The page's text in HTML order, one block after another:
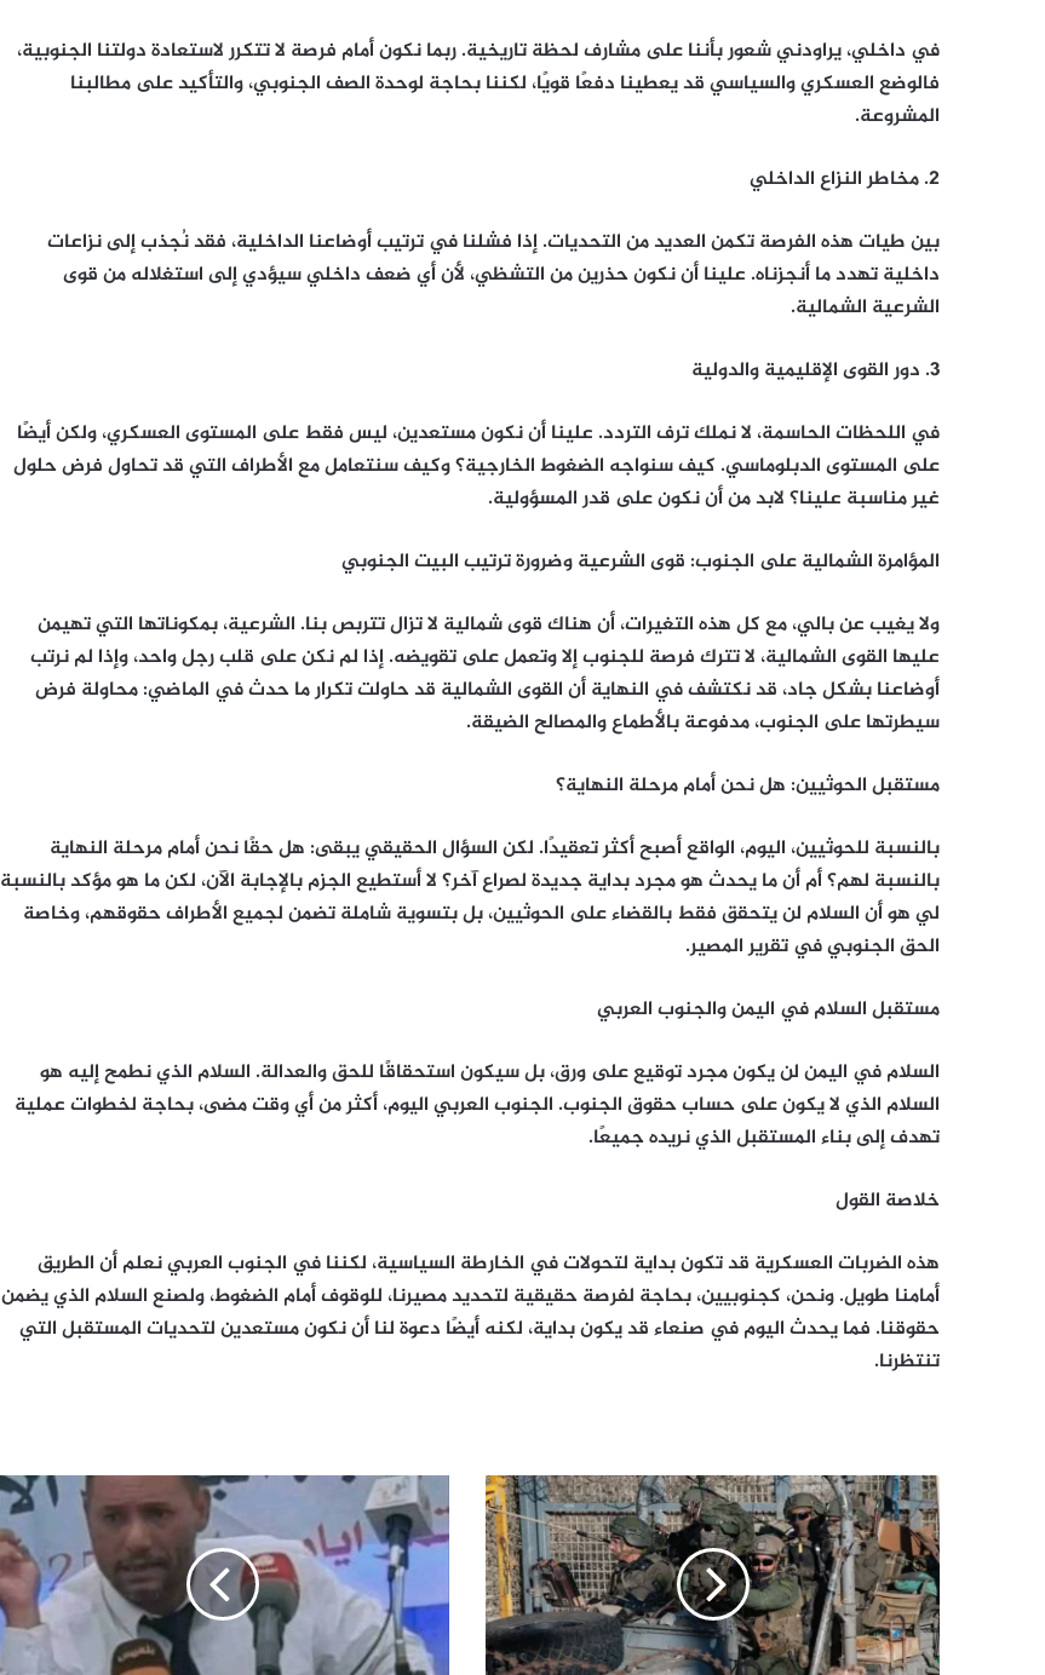
في داخلي، يراودني شعور بأننا على مشارف لحظة تاريخية. ربما نكون أمام فرصة لا تتكرر لاستعادة دولتنا الجنوبية،
فالوضع العسكري والسياسي قد يعطينا دفعًا قويًا، لكننا بحاجة لوحدة الصف الجنوبي، والتأكيد على مطالبنا
المشروعة.
2. مخاطر النزاع الداخلي
بين طيات هذه الفرصة تكمن العديد من التحديات. إذا فشلنا في ترتيب أوضاعنا الداخلية، فقد نُجذب إلى نزاعات
داخلية تهدد ما أنجزناه. علينا أن نكون حذرين من التشظي، لأن أي ضعف داخلي سيؤدي إلى استغلاله من قوى
الشرعية الشمالية.
3. دور القوى الإقليمية والدولية
في اللحظات الحاسمة، لا نملك ترف التردد. علينا أن نكون مستعدين، ليس فقط على المستوى العسكري، ولكن أيضًا
على المستوى الدبلوماسي. كيف سنواجه الضغوط الخارجية؟ وكيف سنتعامل مع الأطراف التي قد تحاول فرض حلول
غير مناسبة علينا؟ لابد من أن نكون على قدر المسؤولية.
المؤامرة الشمالية على الجنوب: قوى الشرعية وضرورة ترتيب البيت الجنوبي
ولا يغيب عن بالي، مع كل هذه التغيرات، أن هناك قوى شمالية لا تزال تتربص بنا. الشرعية، بمكوناتها التي تهيمن
عليها القوى الشمالية، لا تترك فرصة للجنوب إلا وتعمل على تقويضه. إذا لم نكن على قلب رجل واحد، وإذا لم نرتب
أوضاعنا بشكل جاد، قد نكتشف في النهاية أن القوى الشمالية قد حاولت تكرار ما حدث في الماضي: محاولة فرض
سيطرتها على الجنوب، مدفوعة بالأطماع والمصالح الضيقة.
مستقبل الحوثيين: هل نحن أمام مرحلة النهاية؟
بالنسبة للحوثيين، اليوم، الواقع أصبح أكثر تعقيدًا. لكن السؤال الحقيقي يبقى: هل حقًا نحن أمام مرحلة النهاية
بالنسبة لهم؟ أم أن ما يحدث هو مجرد بداية جديدة لصراع آخر؟ لا أستطيع الجزم بالإجابة الآن، لكن ما هو مؤكد بالنسبة
لي هو أن السلام لن يتحقق فقط بالقضاء على الحوثيين، بل بتسوية شاملة تضمن لجميع الأطراف حقوقهم، وخاصة
الحق الجنوبي في تقرير المصير.
مستقبل السلام في اليمن والجنوب العربي
السلام في اليمن لن يكون مجرد توقيع على ورق، بل سيكون استحقاقًا للحق والعدالة. السلام الذي نطمح إليه هو
السلام الذي لا يكون على حساب حقوق الجنوب. الجنوب العربي اليوم، أكثر من أي وقت مضى، بحاجة لخطوات عملية
تهدف إلى بناء المستقبل الذي نريده جميعًا.
خلاصة القول
هذه الضربات العسكرية قد تكون بداية لتحولات في الخارطة السياسية، لكننا في الجنوب العربي نعلم أن الطريق
أمامنا طويل. ونحن، كجنوبيين، بحاجة لفرصة حقيقية لتحديد مصيرنا، للوقوف أمام الضغوط، ولصنع السلام الذي يضمن
حقوقنا. فما يحدث اليوم في صنعاء قد يكون بداية، لكنه أيضًا دعوة لنا أن نكون مستعدين لتحديات المستقبل التي
تنتظرنا.
إسرائيل
تسعى
لتأمين
وجودها
عسكريا
داخل
الأراضي
السورية
القنديل
والزنبيل..
شبوة
الصادم